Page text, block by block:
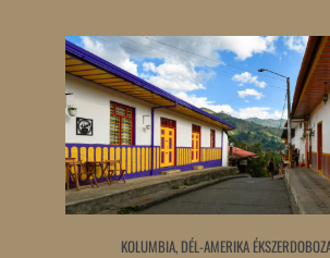
KOLUMBIA, DÉL-AMERIKA